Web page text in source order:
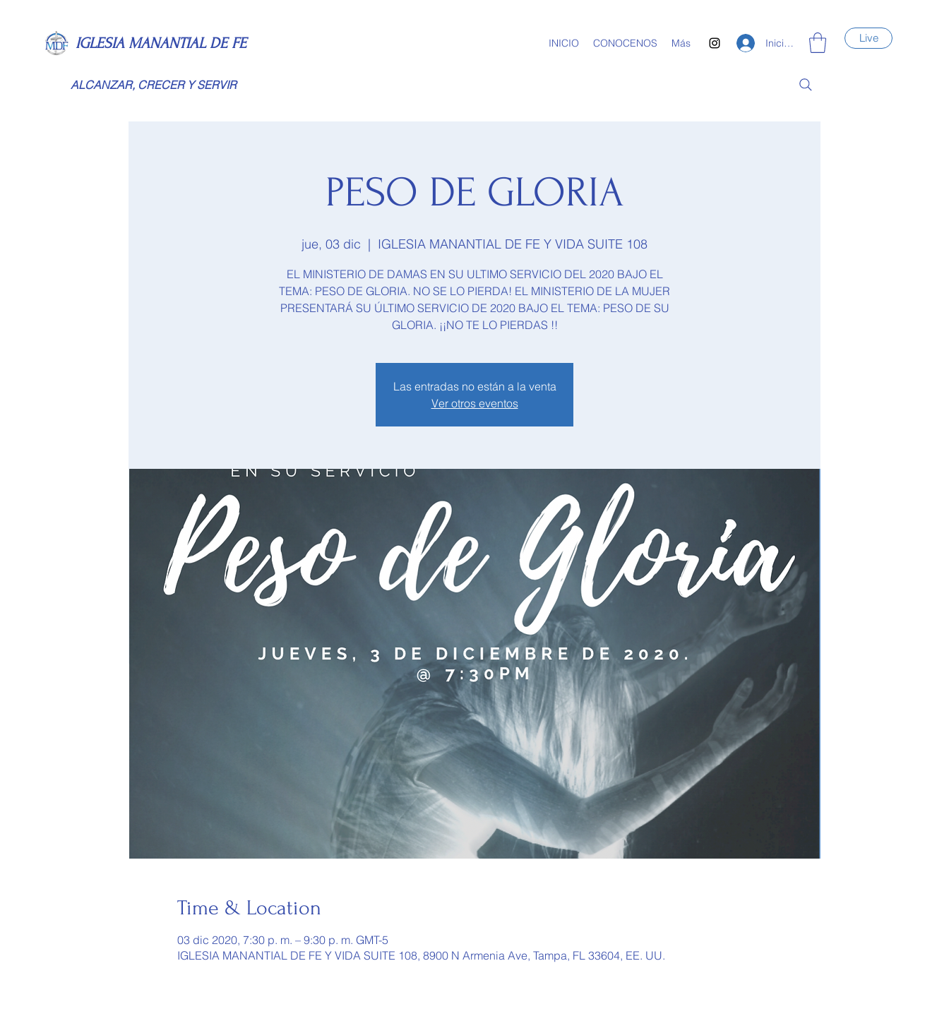
IGLESIA MANANTIAL DE FE
ALCANZAR, CRECER Y SERVIR
INICIO CONOCENOS Más Iniciar sesión Live
PESO DE GLORIA
jue, 03 dic
  |
IGLESIA MANANTIAL DE FE Y VIDA SUITE 108
EL MINISTERIO DE DAMAS EN SU ULTIMO SERVICIO DEL 2020 BAJO EL
TEMA: PESO DE GLORIA. NO SE LO PIERDA! EL MINISTERIO DE LA MUJER
PRESENTARÁ SU ÚLTIMO SERVICIO DE 2020 BAJO EL TEMA: PESO DE SU
GLORIA. ¡¡NO TE LO PIERDAS !!
Las entradas no están a la venta
Ver otros eventos
Time & Location
03 dic 2020, 7:30 p. m. – 9:30 p. m. GMT-5
IGLESIA MANANTIAL DE FE Y VIDA SUITE 108, 8900 N Armenia Ave, Tampa, FL 33604, EE. UU.